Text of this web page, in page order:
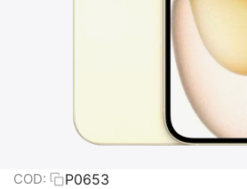
COD: P0653